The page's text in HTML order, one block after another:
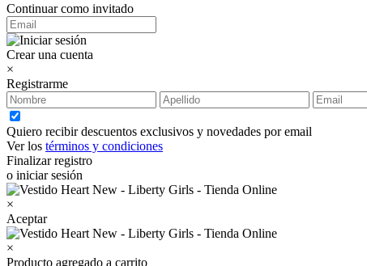
Continuar como invitado
Crear una cuenta
×
Registrarme
Quiero recibir descuentos exclusivos y novedades por email
Ver los términos y condiciones
Finalizar registro
o iniciar sesión
×
Aceptar
×
Producto agregado a carrito